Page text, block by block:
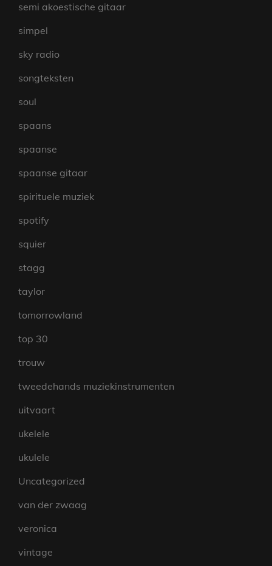
semi akoestische gitaar
simpel
sky radio
songteksten
soul
spaans
spaanse
spaanse gitaar
spirituele muziek
spotify
squier
stagg
taylor
tomorrowland
top 30
trouw
tweedehands muziekinstrumenten
uitvaart
ukelele
ukulele
Uncategorized
van der zwaag
veronica
vintage